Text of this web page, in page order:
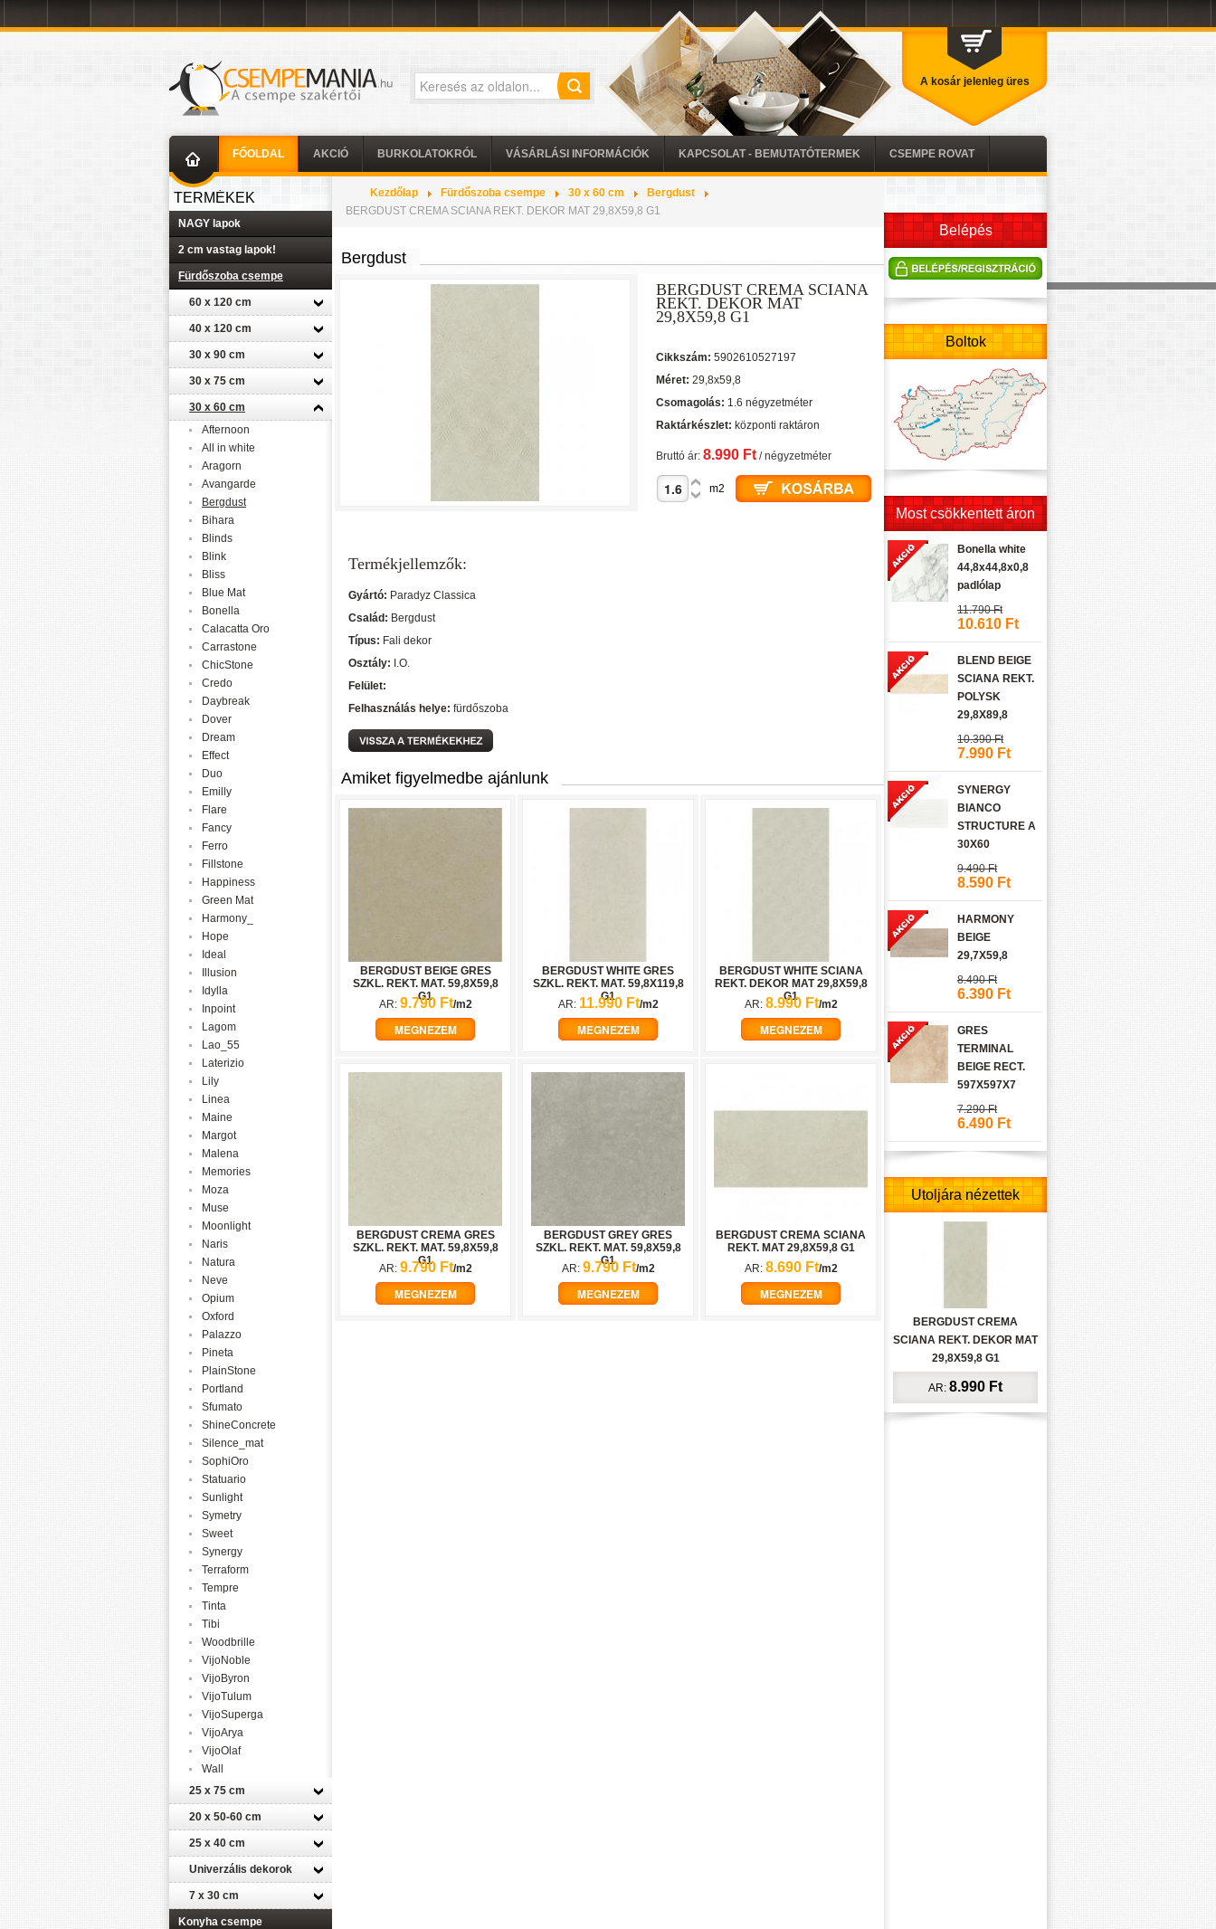
A kosár jelenleg üres
FŐOLDAL AKCIÓ BURKOLATOKRÓL VÁSÁRLÁSI INFORMÁCIÓK KAPCSOLAT - BEMUTATÓTERMEK CSEMPE ROVAT
TERMÉKEK
NAGY lapok
2 cm vastag lapok!
Fürdőszoba csempe
60 x 120 cm
40 x 120 cm
30 x 90 cm
30 x 75 cm
30 x 60 cm
Afternoon
All in white
Aragorn
Avangarde
Bergdust
Bihara
Blinds
Blink
Bliss
Blue Mat
Bonella
Calacatta Oro
Carrastone
ChicStone
Credo
Daybreak
Dover
Dream
Effect
Duo
Emilly
Flare
Fancy
Ferro
Fillstone
Happiness
Green Mat
Harmony_
Hope
Ideal
Illusion
Idylla
Inpoint
Lagom
Lao_55
Laterizio
Lily
Linea
Maine
Margot
Malena
Memories
Moza
Muse
Moonlight
Naris
Natura
Neve
Opium
Oxford
Palazzo
Pineta
PlainStone
Portland
Sfumato
ShineConcrete
Silence_mat
SophiOro
Statuario
Sunlight
Symetry
Sweet
Synergy
Terraform
Tempre
Tinta
Tibi
Woodbrille
VijoNoble
VijoByron
VijoTulum
VijoSuperga
VijoArya
VijoOlaf
Wall
25 x 75 cm
20 x 50-60 cm
25 x 40 cm
Univerzális dekorok
7 x 30 cm
Konyha csempe
Kezdőlap Fürdőszoba csempe 30 x 60 cm
Bergdust
BERGDUST CREMA SCIANA REKT. DEKOR MAT 29,8X59,8 G1
Bergdust
BERGDUST CREMA SCIANA
REKT. DEKOR MAT
29,8X59,8 G1
Cikkszám: 5902610527197
Méret: 29,8x59,8
Csomagolás: 1.6 négyzetméter
Raktárkészlet: központi raktáron
Bruttó ár: 8.990 Ft/ négyzetméter
m2
Termékjellemzők:
Gyártó: Paradyz Classica
Család: Bergdust
Típus: Fali dekor
Osztály: I.O.
Felület:
Felhasználás helye: fürdőszoba
Amiket figyelmedbe ajánlunk
BERGDUST BEIGE GRES
SZKL. REKT. MAT. 59,8X59,8
G1
AR: 9.790 Ft/m2
MEGNEZEM
BERGDUST WHITE GRES
SZKL. REKT. MAT. 59,8X119,8
G1
AR: 11.990 Ft/m2
MEGNEZEM
BERGDUST WHITE SCIANA
REKT. DEKOR MAT 29,8X59,8
G1
AR: 8.990 Ft/m2
MEGNEZEM
BERGDUST CREMA GRES
SZKL. REKT. MAT. 59,8X59,8
G1
AR: 9.790 Ft/m2
MEGNEZEM
BERGDUST GREY GRES
SZKL. REKT. MAT. 59,8X59,8
G1
AR: 9.790 Ft/m2
MEGNEZEM
BERGDUST CREMA SCIANA
REKT. MAT 29,8X59,8 G1
AR: 8.690 Ft/m2
MEGNEZEM
Belépés
Boltok
Most csökkentett áron
Bonella white
44,8x44,8x0,8
padlólap
11.790 Ft
10.610 Ft
BLEND BEIGE
SCIANA REKT.
POLYSK
29,8X89,8
10.390 Ft
7.990 Ft
SYNERGY
BIANCO
STRUCTURE A
30X60
9.490 Ft
8.590 Ft
HARMONY
BEIGE
29,7X59,8
8.490 Ft
6.390 Ft
GRES
TERMINAL
BEIGE RECT.
597X597X7
7.290 Ft
6.490 Ft
Utoljára nézettek
BERGDUST CREMA
SCIANA REKT. DEKOR MAT
29,8X59,8 G1
AR: 8.990 Ft